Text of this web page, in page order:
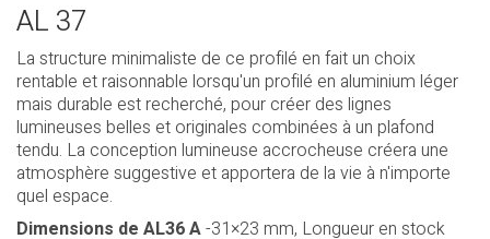
AL 37
La structure minimaliste de ce profilé en fait un choix
rentable et raisonnable lorsqu'un profilé en aluminium léger
mais durable est recherché, pour créer des lignes
lumineuses belles et originales combinées à un plafond
tendu. La conception lumineuse accrocheuse créera une
atmosphère suggestive et apportera de la vie à n'importe
quel espace.
Dimensions de AL36 A-31×23 mm, Longueur en stock